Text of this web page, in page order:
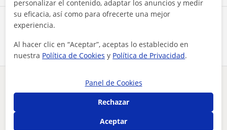
Comparte a este profesor
¿Hay algún error en este perfil?
Tus clases particulares
profesor de lenguaje musical (solfeo) y de violín
personalizar el contenido, adaptar los anuncios y medir
su eficacia, así como para ofrecerte una mejor
experiencia.
Al hacer clic en “Aceptar”, aceptas lo establecido en
nuestra Política de Cookies y Política de Privacidad.
Panel de Cookies
Rechazar
Aceptar